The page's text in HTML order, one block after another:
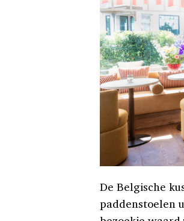
De Belgische
paddenstoelen